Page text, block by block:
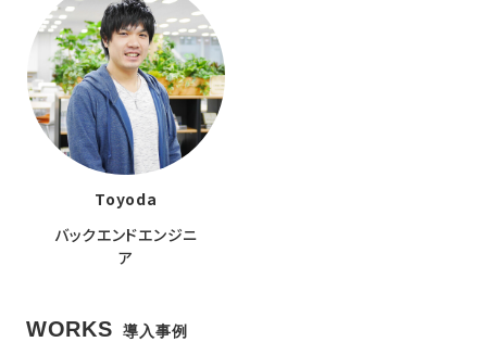
Toyoda
バックエンドエンジニ
ア
WORKS 導入事例